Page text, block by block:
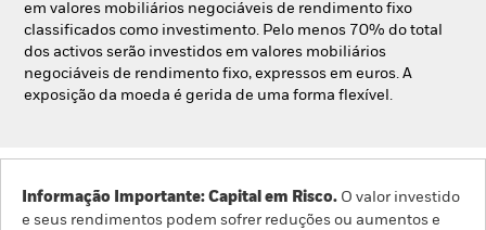
A nossa empresa
em valores mobiliários negociáveis de rendimento fixo
classificados como investimento. Pelo menos 70% do total
dos activos serão investidos em valores mobiliários
negociáveis de rendimento fixo, expressos em euros. A
exposição da moeda é gerida de uma forma flexível.
Informação Importante: Capital em Risco. O valor investido
e seus rendimentos podem sofrer reduções ou aumentos e